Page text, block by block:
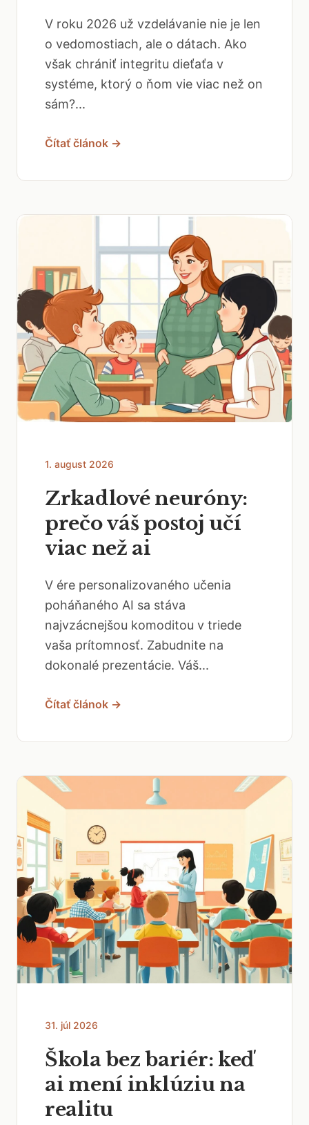
V roku 2026 už vzdelávanie nie je len
o vedomostiach, ale o dátach. Ako
však chrániť integritu dieťaťa v
systéme, ktorý o ňom vie viac než on
sám?...
Čítať článok →
1. august 2026
Zrkadlové neuróny:
prečo váš postoj učí
viac než ai
V ére personalizovaného učenia
poháňaného AI sa stáva
najvzácnejšou komoditou v triede
vaša prítomnosť. Zabudnite na
dokonalé prezentácie. Váš...
Čítať článok →
31. júl 2026
Škola bez bariér: keď
ai mení inklúziu na
realitu